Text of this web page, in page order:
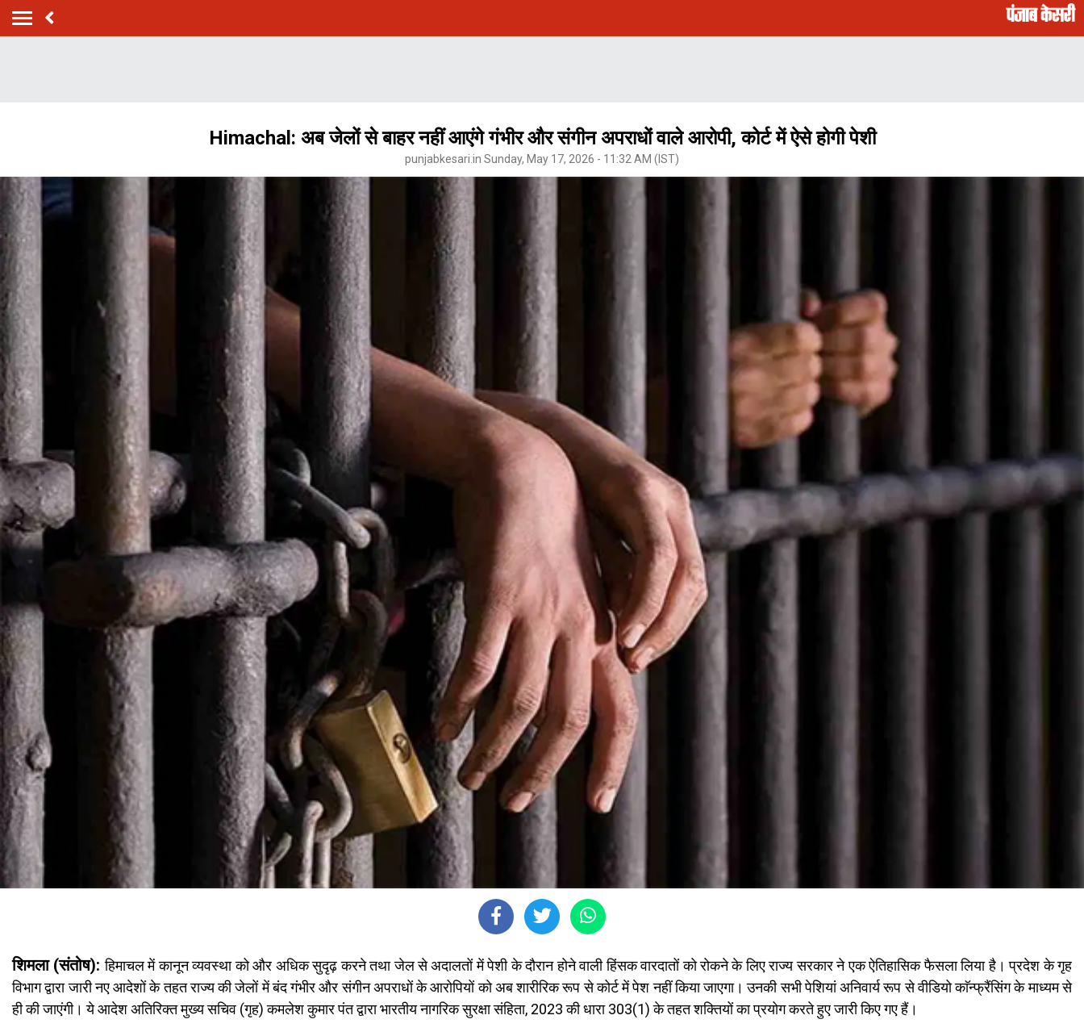
Himachal: अब जेलों से बाहर नहीं आएंगे गंभीर और संगीन अपराधों वाले आरोपी, कोर्ट में ऐसे होगी पेशी
punjabkesari.in Sunday, May 17, 2026 - 11:32 AM (IST)
शिमला (संतोष):हिमाचल में कानून व्यवस्था को और अधिक सुदृढ़ करने तथा जेल से अदालतों में पेशी के दौरान होने वाली हिंसक वारदातों को रोकने के लिए राज्य सरकार ने एक ऐतिहासिक फैसला लिया है। प्रदेश के गृह
विभाग द्वारा जारी नए आदेशों के तहत राज्य की जेलों में बंद गंभीर और संगीन अपराधों के आरोपियों को अब शारीरिक रूप से कोर्ट में पेश नहीं किया जाएगा। उनकी सभी पेशियां अनिवार्य रूप से वीडियो काॅन्फ्रैंसिंग के माध्यम से
ही की जाएंगी। ये आदेश अतिरिक्त मुख्य सचिव (गृह) कमलेश कुमार पंत द्वारा भारतीय नागरिक सुरक्षा संहिता, 2023 की धारा 303(1) के तहत शक्तियों का प्रयोग करते हुए जारी किए गए हैं।